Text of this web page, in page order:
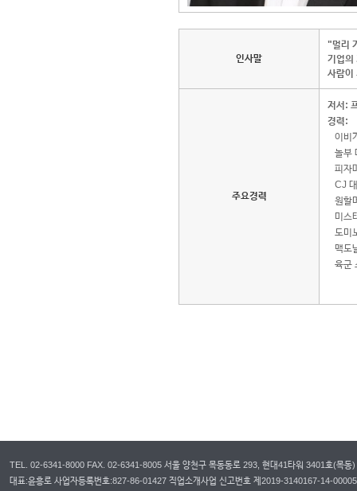
인사말
"멀리
기업의
사람이
주요경력
저서:
경력:
이비
놀부
피자
CJ
원할
미스
도미
맥도
육군
TEL. 02-6341-8000 FAX. 02-6341-8005 서울 양천구 목동동로 293, 현대41타워 3401호(목동)
대표:윤흥로 사업자등록번호:827-86-01427 직업소개사업 신고번호 제2019-3140167-14-